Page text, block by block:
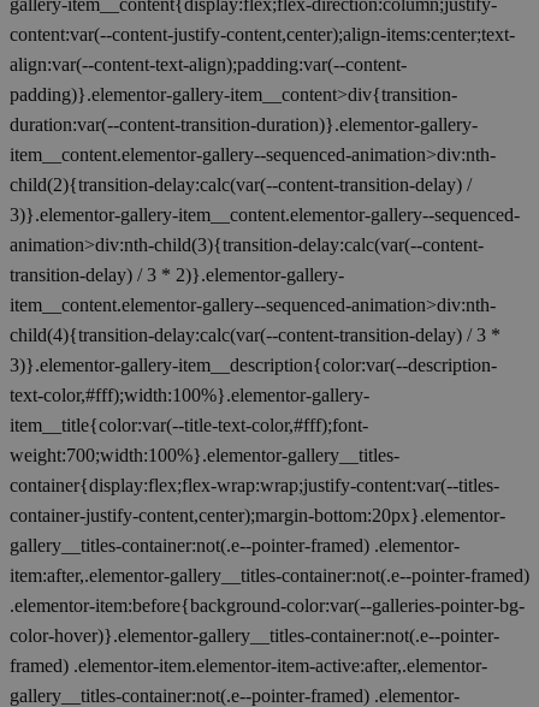
content:var(--content-justify-content,center);align-items:center;text-
align:var(--content-text-align);padding:var(--content-
padding)}.elementor-gallery-item__content>div{transition-
duration:var(--content-transition-duration)}.elementor-gallery-
item__content.elementor-gallery--sequenced-animation>div:nth-
child(2){transition-delay:calc(var(--content-transition-delay) /
3)}.elementor-gallery-item__content.elementor-gallery--sequenced-
animation>div:nth-child(3){transition-delay:calc(var(--content-
transition-delay) / 3 * 2)}.elementor-gallery-
item__content.elementor-gallery--sequenced-animation>div:nth-
child(4){transition-delay:calc(var(--content-transition-delay) / 3 *
3)}.elementor-gallery-item__description{color:var(--description-
text-color,#fff);width:100%}.elementor-gallery-
item__title{color:var(--title-text-color,#fff);font-
weight:700;width:100%}.elementor-gallery__titles-
container{display:flex;flex-wrap:wrap;justify-content:var(--titles-
container-justify-content,center);margin-bottom:20px}.elementor-
gallery__titles-container:not(.e--pointer-framed) .elementor-
item:after,.elementor-gallery__titles-container:not(.e--pointer-framed)
.elementor-item:before{background-color:var(--galleries-pointer-bg-
color-hover)}.elementor-gallery__titles-container:not(.e--pointer-
framed) .elementor-item.elementor-item-active:after,.elementor-
gallery__titles-container:not(.e--pointer-framed) .elementor-